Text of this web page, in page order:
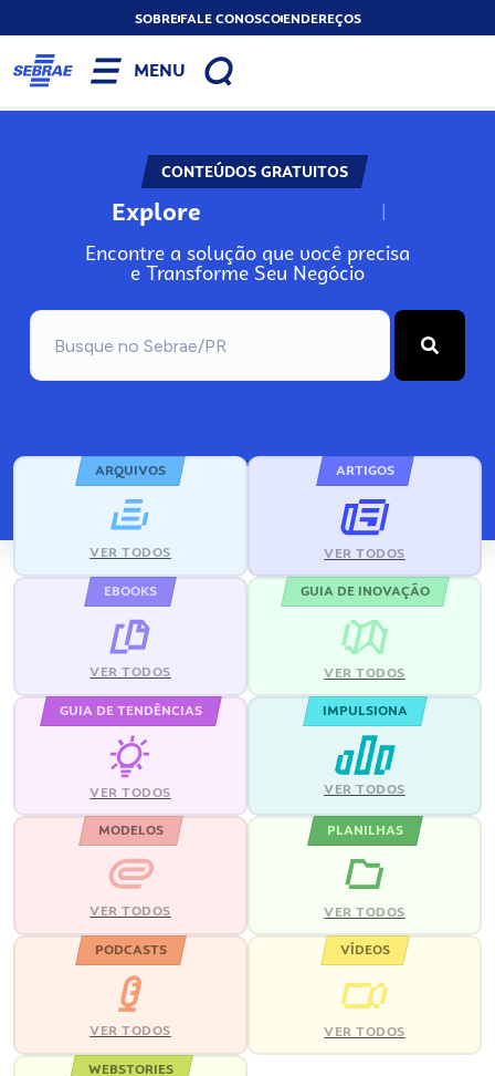
SOBREFALE CONOSCOENDEREÇOS
MENU
CONTEÚDOS GRATUITOS
Explore N
Encontre a solução que você precisa
e Transforme Seu Negócio
ARQUIVOS
VER TODOS
ARTIGOS
VER TODOS
EBOOKS
VER TODOS
GUIA DE INOVAÇÃO
VER TODOS
GUIA DE TENDÊNCIAS
VER TODOS
IMPULSIONA
VER TODOS
MODELOS
VER TODOS
PLANILHAS
VER TODOS
PODCASTS
VER TODOS
VÍDEOS
VER TODOS
WEBSTORIES